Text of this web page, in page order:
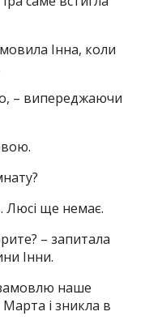
Інна, коли
– випереджаючи
Люсі ще немає.
– запитала
Інни.
наше
і зникла в